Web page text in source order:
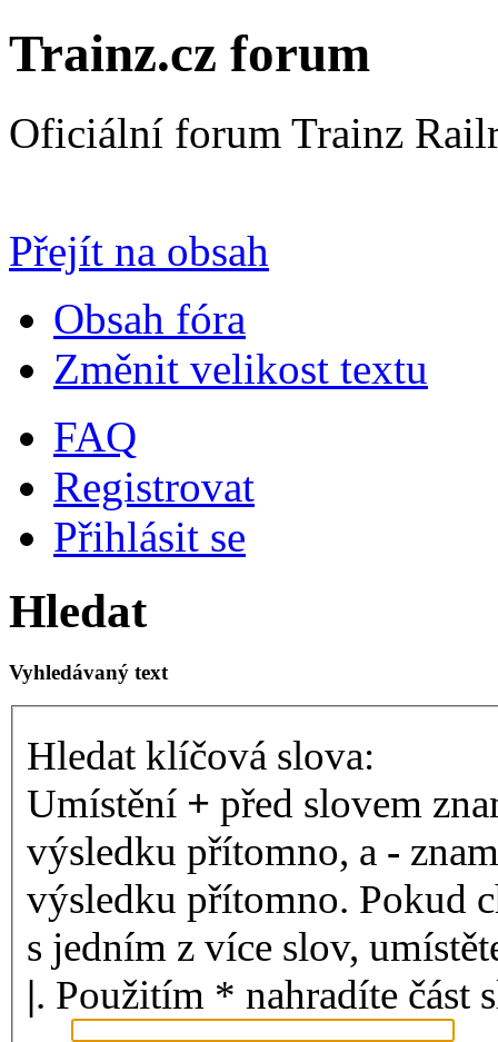
Trainz.cz forum
Oficiální forum Trainz
Přejít na obsah
Obsah fóra
Změnit velikost textu
FAQ
Registrovat
Přihlásit se
Hledat
Vyhledávaný text
Hledat klíčová slova:
Umístění + před slovem
výsledku přítomno, a -
výsledku přítomno. Pokud
s jedním z více slov,
|. Použitím * nahradíte část